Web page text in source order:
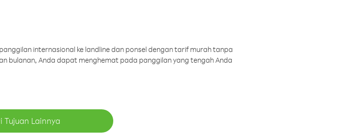
internasional ke landline dan ponsel dengan tarif murah tanpa
bulanan, Anda dapat menghemat pada panggilan yang tengah Anda
Tujuan Lainnya